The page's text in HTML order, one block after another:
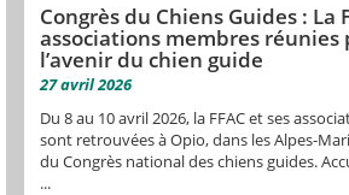
Congrès du Chiens Guides : La
associations membres
l’avenir du chien guide
27 avril 2026
Du 8 au 10 avril 2026, la FFAC et ses
sont retrouvées à Opio, dans les Alpes-
du Congrès national des chiens guides.
...